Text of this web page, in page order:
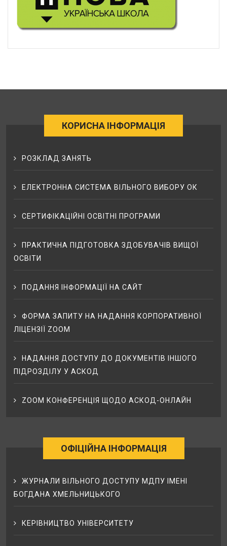
КОРИСНА ІНФОРМАЦІЯ
РОЗКЛАД ЗАНЯТЬ
ЕЛЕКТРОННА СИСТЕМА ВІЛЬНОГО ВИБОРУ ОК
СЕРТИФІКАЦІЙНІ ОСВІТНІ ПРОГРАМИ
ПРАКТИЧНА ПІДГОТОВКА ЗДОБУВАЧІВ ВИЩОЇ
ОСВІТИ
ПОДАННЯ ІНФОРМАЦІЇ НА САЙТ
ФОРМА ЗАПИТУ НА НАДАННЯ КОРПОРАТИВНОЇ
ЛІЦЕНЗІЇ ZOOM
НАДАННЯ ДОСТУПУ ДО ДОКУМЕНТІВ ІНШОГО
ПІДРОЗДІЛУ У АСКОД
ZOOM КОНФЕРЕНЦІЯ ЩОДО АСКОД-ОНЛАЙН
ОФІЦІЙНА ІНФОРМАЦІЯ
ЖУРНАЛИ ВІЛЬНОГО ДОСТУПУ МДПУ ІМЕНІ
БОГДАНА ХМЕЛЬНИЦЬКОГО
КЕРІВНИЦТВО УНІВЕРСИТЕТУ